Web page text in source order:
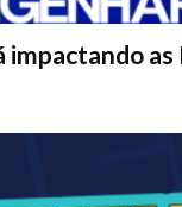
impactando as